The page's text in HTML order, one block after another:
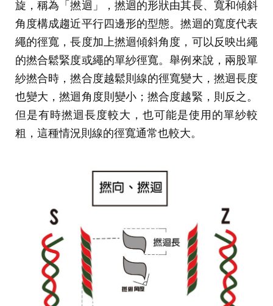
旋，稱為「撚迴」，撚迴的形狀由其長、寬和傾斜
角度構成趨近平行四邊形的型態。撚迴的寬度代表
繩的徑寬，長度加上撚迴傾斜角度，可以反映出繩
的撚合鬆緊度或繩的單紗徑寬。舉例來說，兩股單
紗撚合時，撚合度越鬆則線的徑寬變大，撚迴長度
也變大，撚迴角度則變小；撚合度越緊，則反之。
但是有時撚迴長度較大，也可能是使用的單紗較
粗，這種情況則線的徑寬通常也較大。